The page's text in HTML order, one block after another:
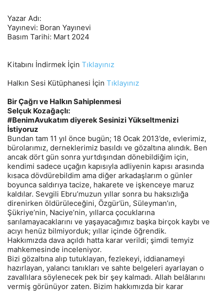
Yazar Adı:
Yayınevi: Boran Yayınevi
Basım Tarihi: Mart 2024
Kitabını İndirmek İçin Tıklayınız
Halkın Sesi Kütüphanesi İçin Tıklayınız
Bir Çağrı ve Halkın Sahiplenmesi
Selçuk Kozağaçlı:
#BenimAvukatım diyerek Sesinizi Yükseltmenizi
İstiyoruz
Bundan tam 11 yıl önce bugün; 18 Ocak 2013’de, evlerimiz,
bürolarımız, derneklerimiz basıldı ve gözaltına alındık. Ben
ancak dört gün sonra yurtdışından dönebildiğim için,
kendimi sadece uçağın kapısıyla adliyenin kapısı arasında
kısaca dövdürebildim ama diğer arkadaşlarım o günler
boyunca saldırıya tacize, hakarete ve işkenceye maruz
kaldılar. Sevgili Ebru’muzun yıllar sonra bu haksızlığa
direnirken öldürüleceğini, Özgür’ün, Süleyman’ın,
Şükriye’nin, Naciye’nin, yıllarca çocuklarına
sarılamayacaklarını ve yaşayacağımız başka birçok kaybı ve
acıyı henüz bilmiyorduk; yıllar içinde öğrendik.
Hakkımızda dava açıldı hatta karar verildi; şimdi temyiz
mahkemesinde inceleniyor.
Bizi gözaltına alıp tutuklayan, fezlekeyi, iddianameyi
hazırlayan, yalancı tanıkları ve sahte belgeleri ayarlayan o
zavallılara söylenecek pek bir şey kalmadı. Allah belâlarını
vermiş görünüyor zaten. Bizim hakkımızda bir karar